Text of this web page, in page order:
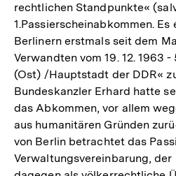
rechtlichen Standpunkte«
1.Passierscheinabkommen.
Berlinern erstmals seit dem
Verwandten vom 19. 12. 1963 -
(Ost) /Hauptstadt der DDR«
Bundeskanzler Erhard hatte
das Abkommen, vor allem
aus humanitären Gründen
von Berlin betrachtet das
Verwaltungsvereinbarung,